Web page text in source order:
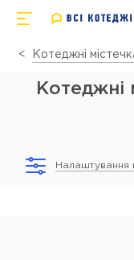
Котеджні
Котеджні
Налаштування